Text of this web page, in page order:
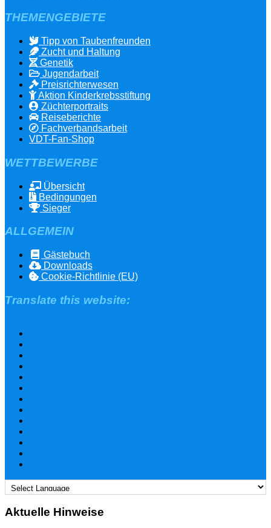
THEMENGEBIETE
Tipp von Taubenfreunden
Zucht und Haltung
Genetik
Jugendarbeit
Preisrichterwesen
Aktion Kinderkrebsstiftung
Züchterportraits
Reiseberichte
Fachverbandsarbeit
VDT-Fan-Shop
WETTBEWERBE
Übersicht
Bedingungen
Sieger
ALLGEMEIN
Gästebuch
Downloads
Cookie-Richtlinie (EU)
Translate this website:
Aktuelle Hinweise